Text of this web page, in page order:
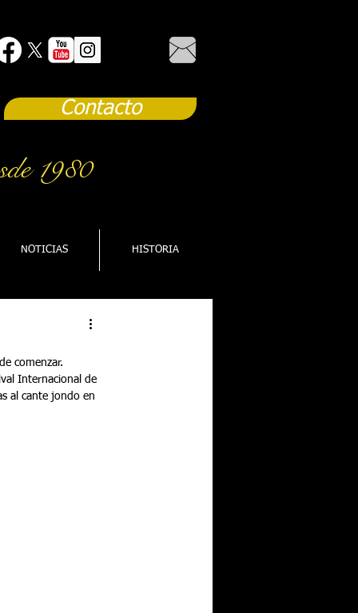
Contacto
1980
NOTICIAS HISTORIA
comenzar.
Internacional de
al cante jondo en